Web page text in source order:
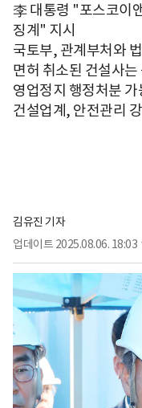
李 대통령 "포스코이
징계" 지시
국토부, 관계부처와
면허 취소된 건설사
영업정지 행정처분 가
건설업계, 안전관리
김유진 기자
업데이트 2025.08.06. 18:03